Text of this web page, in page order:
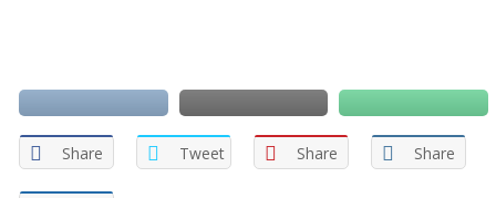
Share Tweet Share Share